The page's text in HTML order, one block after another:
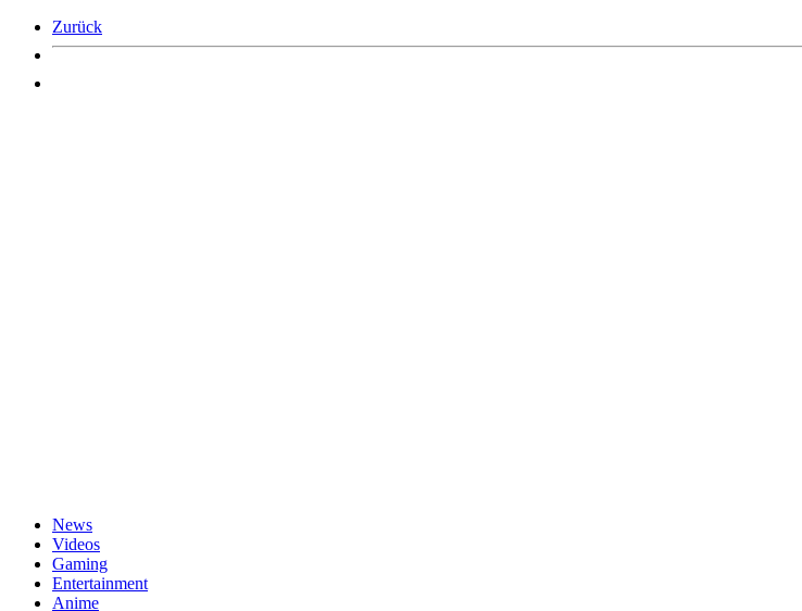
Zurück
News
Videos
Gaming
Entertainment
Anime